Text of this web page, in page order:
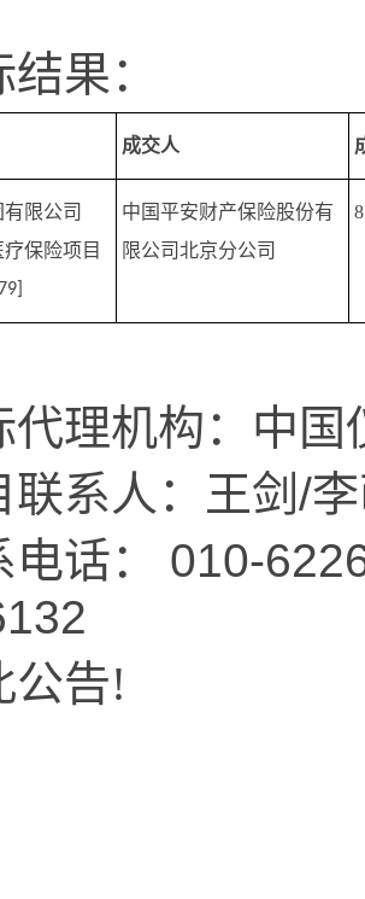
果：
成交人
限公司
保险项目
中国平安财产保险股份有
限公司北京分公司
理机构： 中国
系人： 王剑 /
话：
010-
公告!